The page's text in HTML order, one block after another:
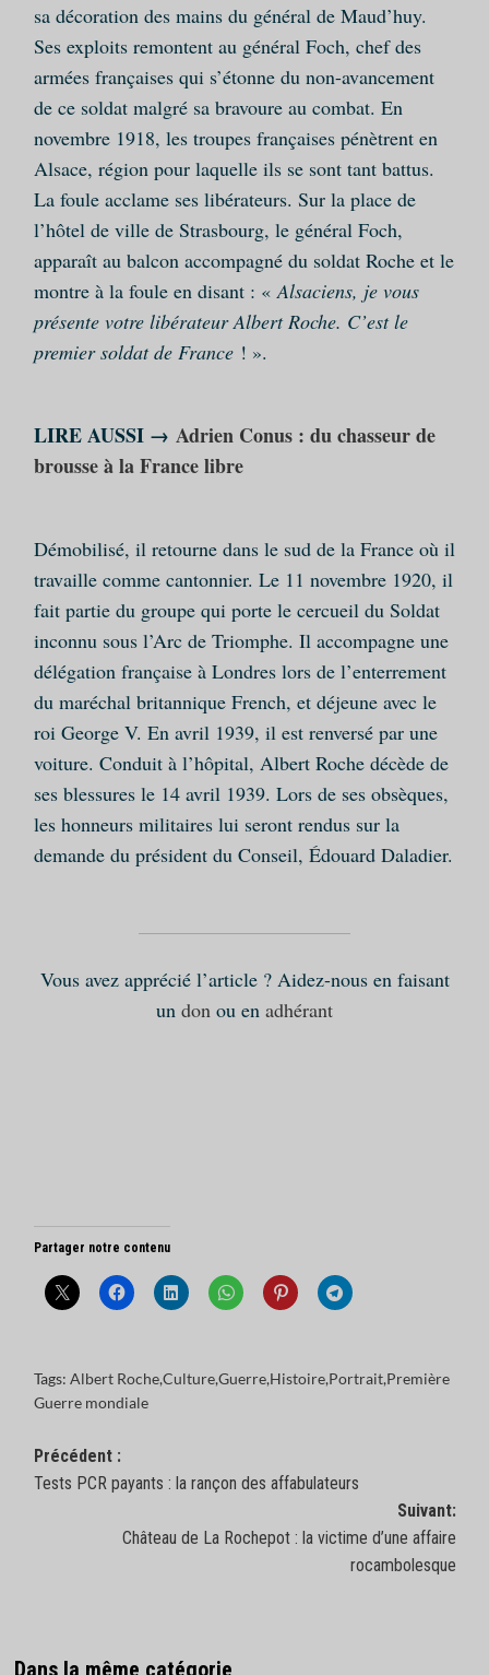
sa décoration des mains du général de Maud’huy.
Ses exploits remontent au général Foch, chef des
armées françaises qui s’étonne du non-avancement
de ce soldat malgré sa bravoure au combat. En
novembre 1918, les troupes françaises pénètrent en
Alsace, région pour laquelle ils se sont tant battus.
La foule acclame ses libérateurs. Sur la place de
l’hôtel de ville de Strasbourg, le général Foch,
apparaît au balcon accompagné du soldat Roche et le
montre à la foule en disant : «Alsaciens, je vous
présente votre libérateur Albert Roche. C’est le
premier soldat de France! ».
LIRE AUSSI → Adrien Conus : du chasseur de
brousse à la France libre
Démobilisé, il retourne dans le sud de la France où il
travaille comme cantonnier. Le 11 novembre 1920, il
fait partie du groupe qui porte le cercueil du Soldat
inconnu sous l’Arc de Triomphe. Il accompagne une
délégation française à Londres lors de l’enterrement
du maréchal britannique French, et déjeune avec le
roi George V. En avril 1939, il est renversé par une
voiture. Conduit à l’hôpital, Albert Roche décède de
ses blessures le 14 avril 1939. Lors de ses obsèques,
les honneurs militaires lui seront rendus sur la
demande du président du Conseil, Édouard Daladier.
Vous avez apprécié l’article ? Aidez-nous en faisant
un don ou en adhérant
Partager notre contenu
Tags: Albert Roche,Culture,Guerre,Histoire,Portrait,Première
Guerre mondiale
Navigation
d’article
Précédent :
Tests PCR payants : la rançon des affabulateurs
Suivant:
Château de La Rochepot : la victime d’une affaire
rocambolesque
Dans la même catégorie